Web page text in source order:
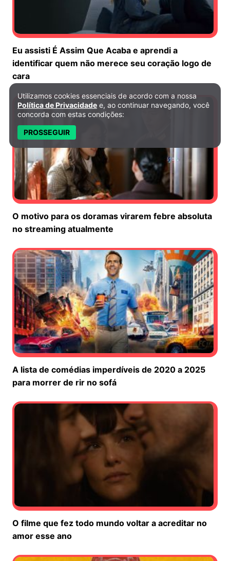
Eu assisti É Assim Que Acaba e aprendi a
identificar quem não merece seu coração logo de
cara
O motivo para os doramas virarem febre absoluta
no streaming atualmente
A lista de comédias imperdíveis de 2020 a 2025
para morrer de rir no sofá
O filme que fez todo mundo voltar a acreditar no
amor esse ano
Política de Privacidade e Cookies
Utilizamos cookies essenciais de acordo com a nossa
Política de Privacidade e, ao continuar navegando, você
concorda com estas condições:
PROSSEGUIR